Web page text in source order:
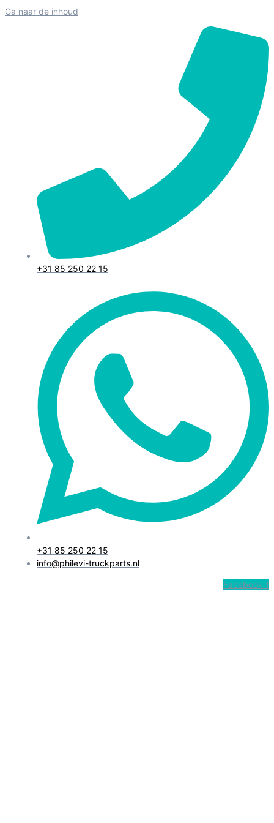
Ga naar de inhoud
+31 85 250 22 15
+31 85 250 22 15
info@philevi-truckparts.nl
Facebook-f